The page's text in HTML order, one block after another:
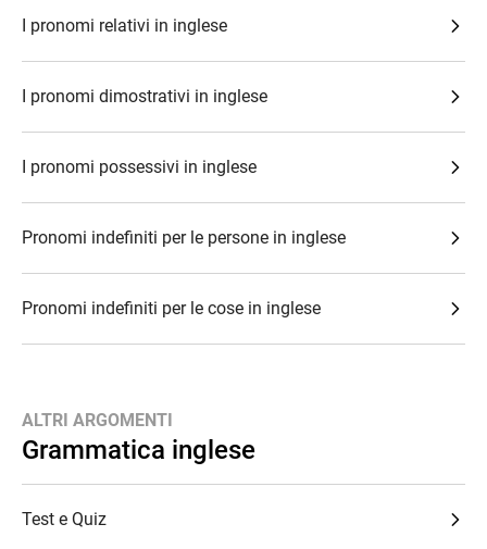
I pronomi relativi in inglese
I pronomi dimostrativi in inglese
I pronomi possessivi in inglese
Pronomi indefiniti per le persone in inglese
Pronomi indefiniti per le cose in inglese
ALTRI ARGOMENTI
Grammatica inglese
Test e Quiz